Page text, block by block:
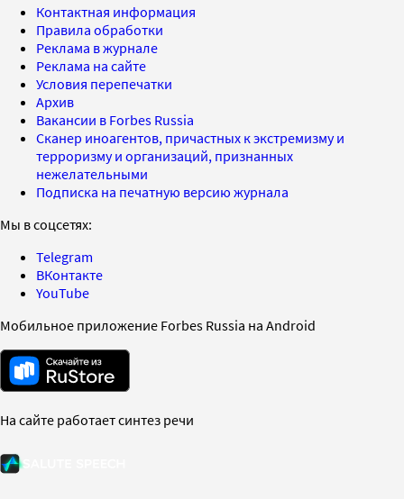
Контактная информация
Правила обработки
Реклама в журнале
Реклама на сайте
Условия перепечатки
Архив
Вакансии в Forbes Russia
Сканер иноагентов, причастных к экстремизму и
терроризму и организаций, признанных
нежелательными
Подписка на печатную версию журнала
Мы в соцсетях:
Telegram
ВКонтакте
YouTube
Мобильное приложение Forbes Russia на Android
На сайте работает синтез речи